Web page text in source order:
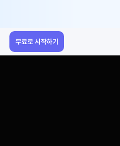
무료로 시작하기